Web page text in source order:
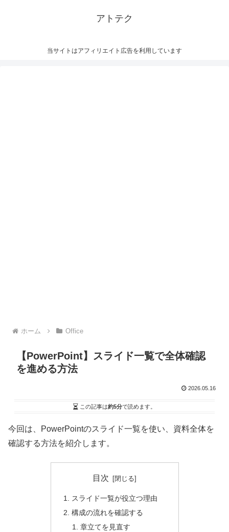
アトテク
当サイトはアフィリエイト広告を利用しています
ホーム Office
【PowerPoint】スライド一覧で全体確認
を進める方法
2026.05.16
この記事は約5分で読めます。
今回は、PowerPointのスライド一覧を使い、資料全体を
確認する方法を紹介します。
目次
スライド一覧が役立つ理由
構成の流れを確認する
章立てを見直す